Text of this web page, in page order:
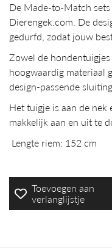
De Made-to-Match
Dierengek.com. De
gedurfd, zodat jouw
Zowel de
hoogwaardig materiaal
design-passende
Het tuigje is aan de nek
makkelijk aan en uit te
Lengte riem: 152 cm
Toevoegen aan
verlanglijstje